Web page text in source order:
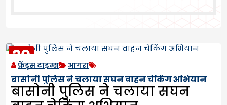
20
MAY
2023
फ्रेंड्स टाइम्स आगरा
बासोनी पुलिस ने चलाया सघन वाहन चेकिंग अभियान
बासोनी पुलिस ने चलाया सघन